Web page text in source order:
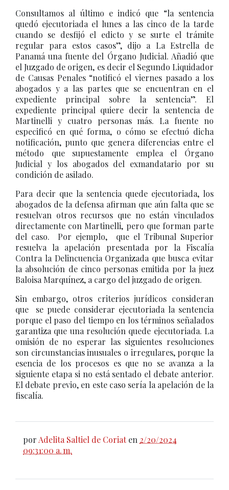
Consultamos al último e indicó que “la sentencia
quedó ejecutoriada el lunes a las cinco de la tarde
cuando se desfijó el edicto y se surte el trámite
regular para estos casos”, dijo a La Estrella de
Panamá una fuente del Órgano Judicial. Añadió que
el Juzgado de origen, es decir el Segundo Liquidador
de Causas Penales “notificó el viernes pasado a los
abogados y a las partes que se encuentran en el
expediente principal sobre la sentencia”. El
expediente principal quiere decir la sentencia de
Martinelli y cuatro personas más. La fuente no
especificó en qué forma, o cómo se efectuó dicha
notificación, punto que genera diferencias entre el
método que supuestamente emplea el Órgano
Judicial y los abogados del exmandatario por su
condición de asilado.
Para decir que la sentencia quede ejecutoriada, los
abogados de la defensa afirman que aún falta que se
resuelvan otros recursos que no están vinculados
directamente con Martinelli, pero que forman parte
del caso. Por ejemplo, que el Tribunal Superior
resuelva la apelación presentada por la Fiscalía
Contra la Delincuencia Organizada que busca evitar
la absolución de cinco personas emitida por la juez
Baloisa Marquínez, a cargo del juzgado de origen.
Sin embargo, otros criterios jurídicos consideran
que se puede considerar ejecutoriada la sentencia
porque el paso del tiempo en los términos señalados
garantiza que una resolución quede ejecutoriada. La
omisión de no esperar las siguientes resoluciones
son circunstancias inusuales o irregulares, porque la
esencia de los procesos es que no se avanza a la
siguiente etapa si no está sentado el debate anterior.
El debate previo, en este caso sería la apelación de la
fiscalía.
por Adelita Saltiel de Coriat en 2/20/2024
09:31:00 a. m.